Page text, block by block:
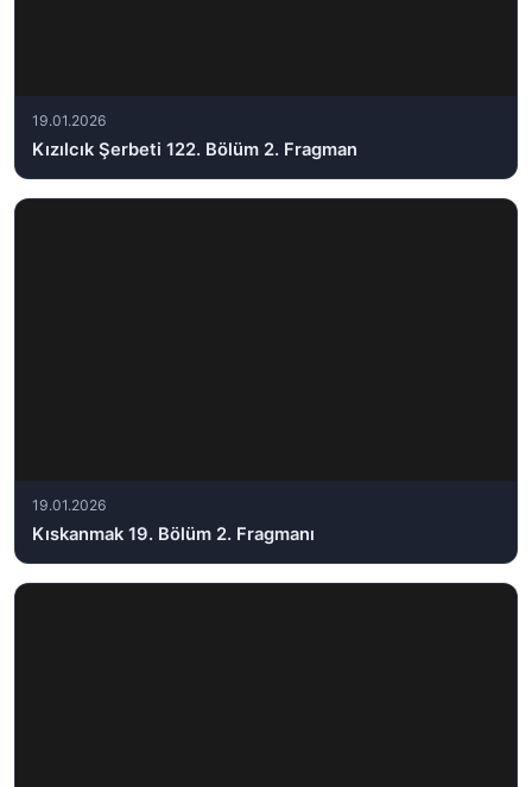
19.01.2026
Kızılcık Şerbeti 122. Bölüm 2. Fragman
19.01.2026
Kıskanmak 19. Bölüm 2. Fragmanı